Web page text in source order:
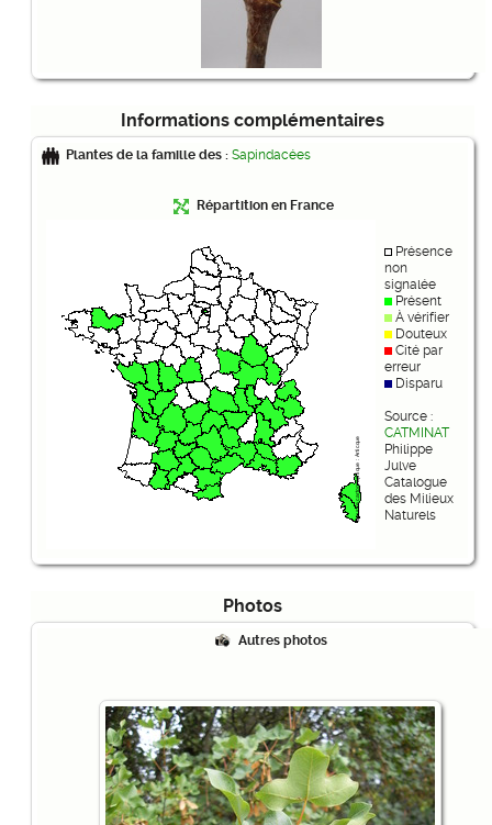
Informations complémentaires
Plantes de la famille des : Sapindacées
Répartition en France
Présence
non
signalée
Présent
À vérifier
Douteux
Cité par
erreur
Disparu
Source :
CATMINAT
Philippe
Julve
Catalogue
des Milieux
Naturels
Photos
Autres photos